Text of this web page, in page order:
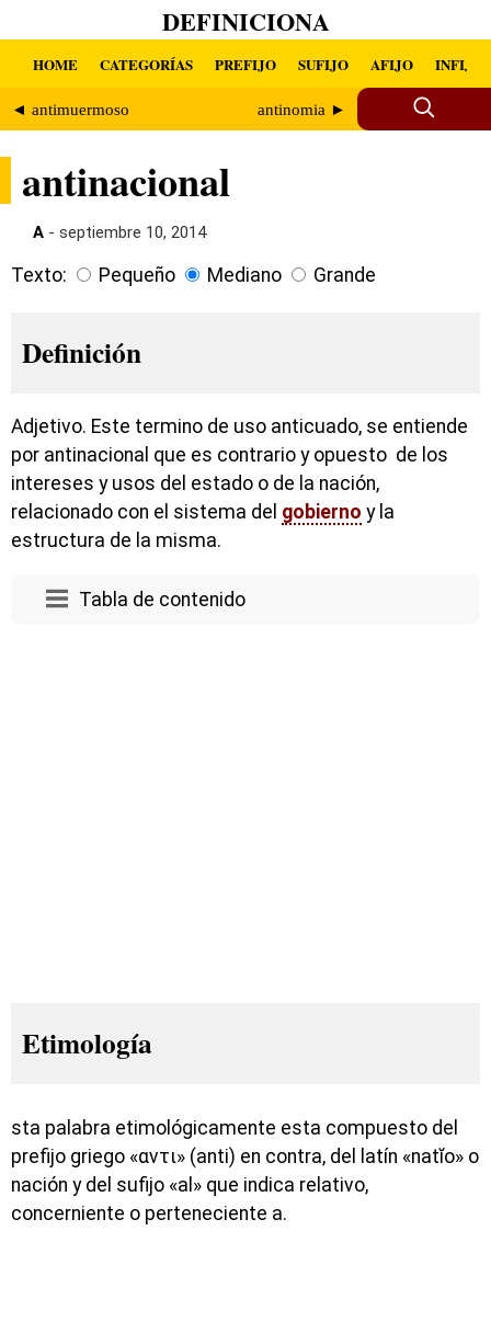
DEFINICIONA
HOME CATEGORÍAS PREFIJO SUFIJO AFIJO INFIJO
◄ antimuermoso antinomia ►
antinacional
A - septiembre 10, 2014
Texto: Pequeño Mediano Grande
Definición
Adjetivo. Este termino de uso anticuado, se entiende
por antinacional que es contrario y opuesto de los
intereses y usos del estado o de la nación,
relacionado con el sistema del gobierno y la
estructura de la misma.
Tabla de contenido
Etimología
sta palabra etimológicamente esta compuesto del
prefijo griego «αντι» (anti) en contra, del latín «natĭo» o
nación y del sufijo «al» que indica relativo,
concerniente o perteneciente a.